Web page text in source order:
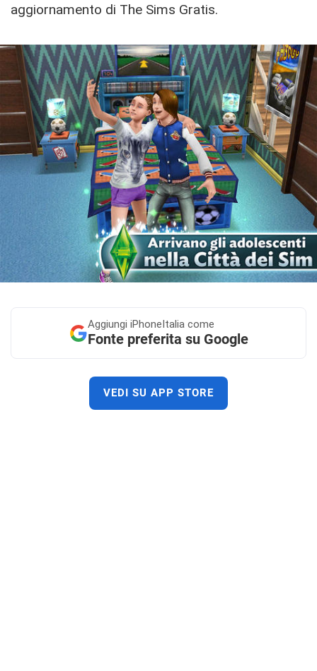
aggiornamento di The Sims Gratis.
Aggiungi iPhoneItalia come
Fonte preferita su Google
VEDI SU APP STORE